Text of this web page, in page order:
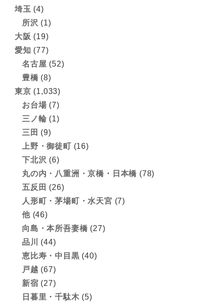
埼玉 (4)
所沢 (1)
大阪 (19)
愛知 (77)
名古屋 (52)
豊橋 (8)
東京 (1,033)
お台場 (7)
三ノ輪 (1)
三田 (9)
上野・御徒町 (16)
下北沢 (6)
丸の内・八重洲・京橋・日本橋 (78)
五反田 (26)
人形町・茅場町・水天宮 (7)
他(46)
向島・本所吾妻橋 (27)
品川
(44)
恵比寿・中目黒 (40)
戸越 (67)
新宿 (27)
日暮里・千駄木 (5)